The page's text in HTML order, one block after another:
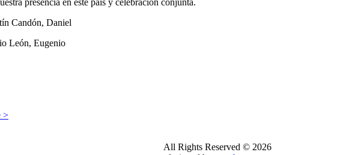
Candón, Daniel
Eugenio
>
All Rights Reserved © 2026